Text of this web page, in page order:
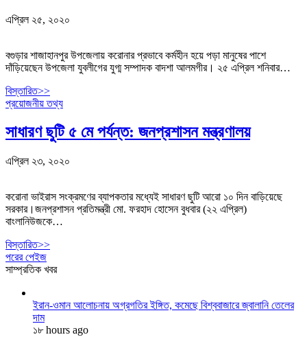
এপ্রিল ২৫, ২০২০
বগুড়ার শাজাহানপুর উপজেলায় করোনার প্রভাবে কর্মহীন হয়ে পড়া মানুষের পাশে
দাঁড়িয়েছেন উপজেলা যুবলীগের যুগ্ম সম্পাদক বাদশা আলমগীর। ২৫ এপ্রিল শনিবার…
বিস্তারিত>>
প্রয়োজনীয় তথ্য
সাধারণ ছুটি ৫ মে পর্যন্ত: জনপ্রশাসন মন্ত্রণালয়
এপ্রিল ২৩, ২০২০
করোনা ভাইরাস সংক্রমণের ব্যাপকতার মধ্যেই সাধারণ ছুটি আরো ১০ দিন বাড়িয়েছে
সরকার।জনপ্রশাসন প্রতিমন্ত্রী মো. ফরহাদ হোসেন বুধবার (২২ এপ্রিল)
বাংলানিউজকে…
বিস্তারিত>>
পরের পেইজ
সাম্প্রতিক খবর
ইরান-ওমান আলোচনায় অগ্রগতির ইঙ্গিত, কমেছে বিশ্ববাজারে জ্বালানি তেলের
দাম
১৮ hours ago